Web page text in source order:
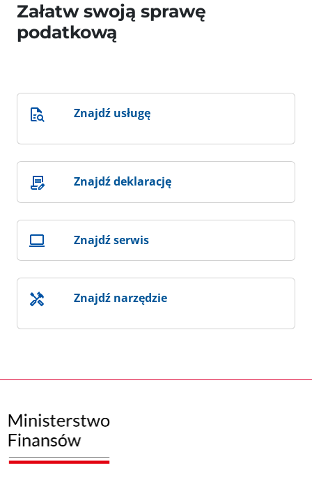
Załatw swoją sprawę
podatkową
Znajdź usługę
Znajdź deklarację
Znajdź serwis
Znajdź narzędzie